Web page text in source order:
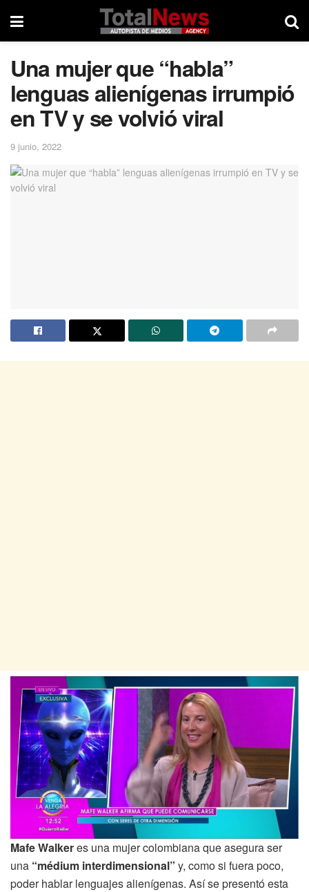
Una mujer que “habla”
lenguas alienígenas irrumpió
en TV y se volvió viral
9 junio, 2022
Mafe Walkeres una mujer colombiana que asegura ser
una “médium interdimensional” y, como si fuera poco,
poder hablar lenguajes alienígenas. Así se presentó esta